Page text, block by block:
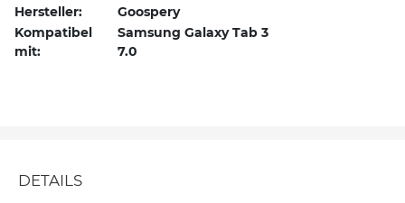
Hersteller:
Goospery
Kompatibel
mit:
Samsung Galaxy Tab 3
7.0
DETAILS